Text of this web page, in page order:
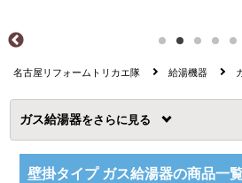
名古屋リフォームトリカエ隊 給湯機器
ガス給湯器を
壁掛タイプ ガス給湯器の商品一